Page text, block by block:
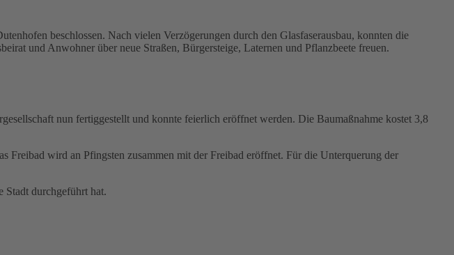
beschlossen. Nach vielen Verzögerungen durch den Glasfaserausbau, konnten die
und Anwohner über neue Straßen, Bürgersteige, Laternen und Pflanzbeete freuen.
nun fertiggestellt und konnte feierlich eröffnet werden. Die Baumaßnahme kostet 3,8
Freibad wird an Pfingsten zusammen mit der Freibad eröffnet. Für die Unterquerung der
Stadt durchgeführt hat.